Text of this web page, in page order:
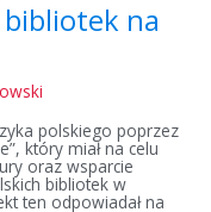
na
polskiego poprzez
który miał na celu
oraz wsparcie
bibliotek w
ten odpowiadał na